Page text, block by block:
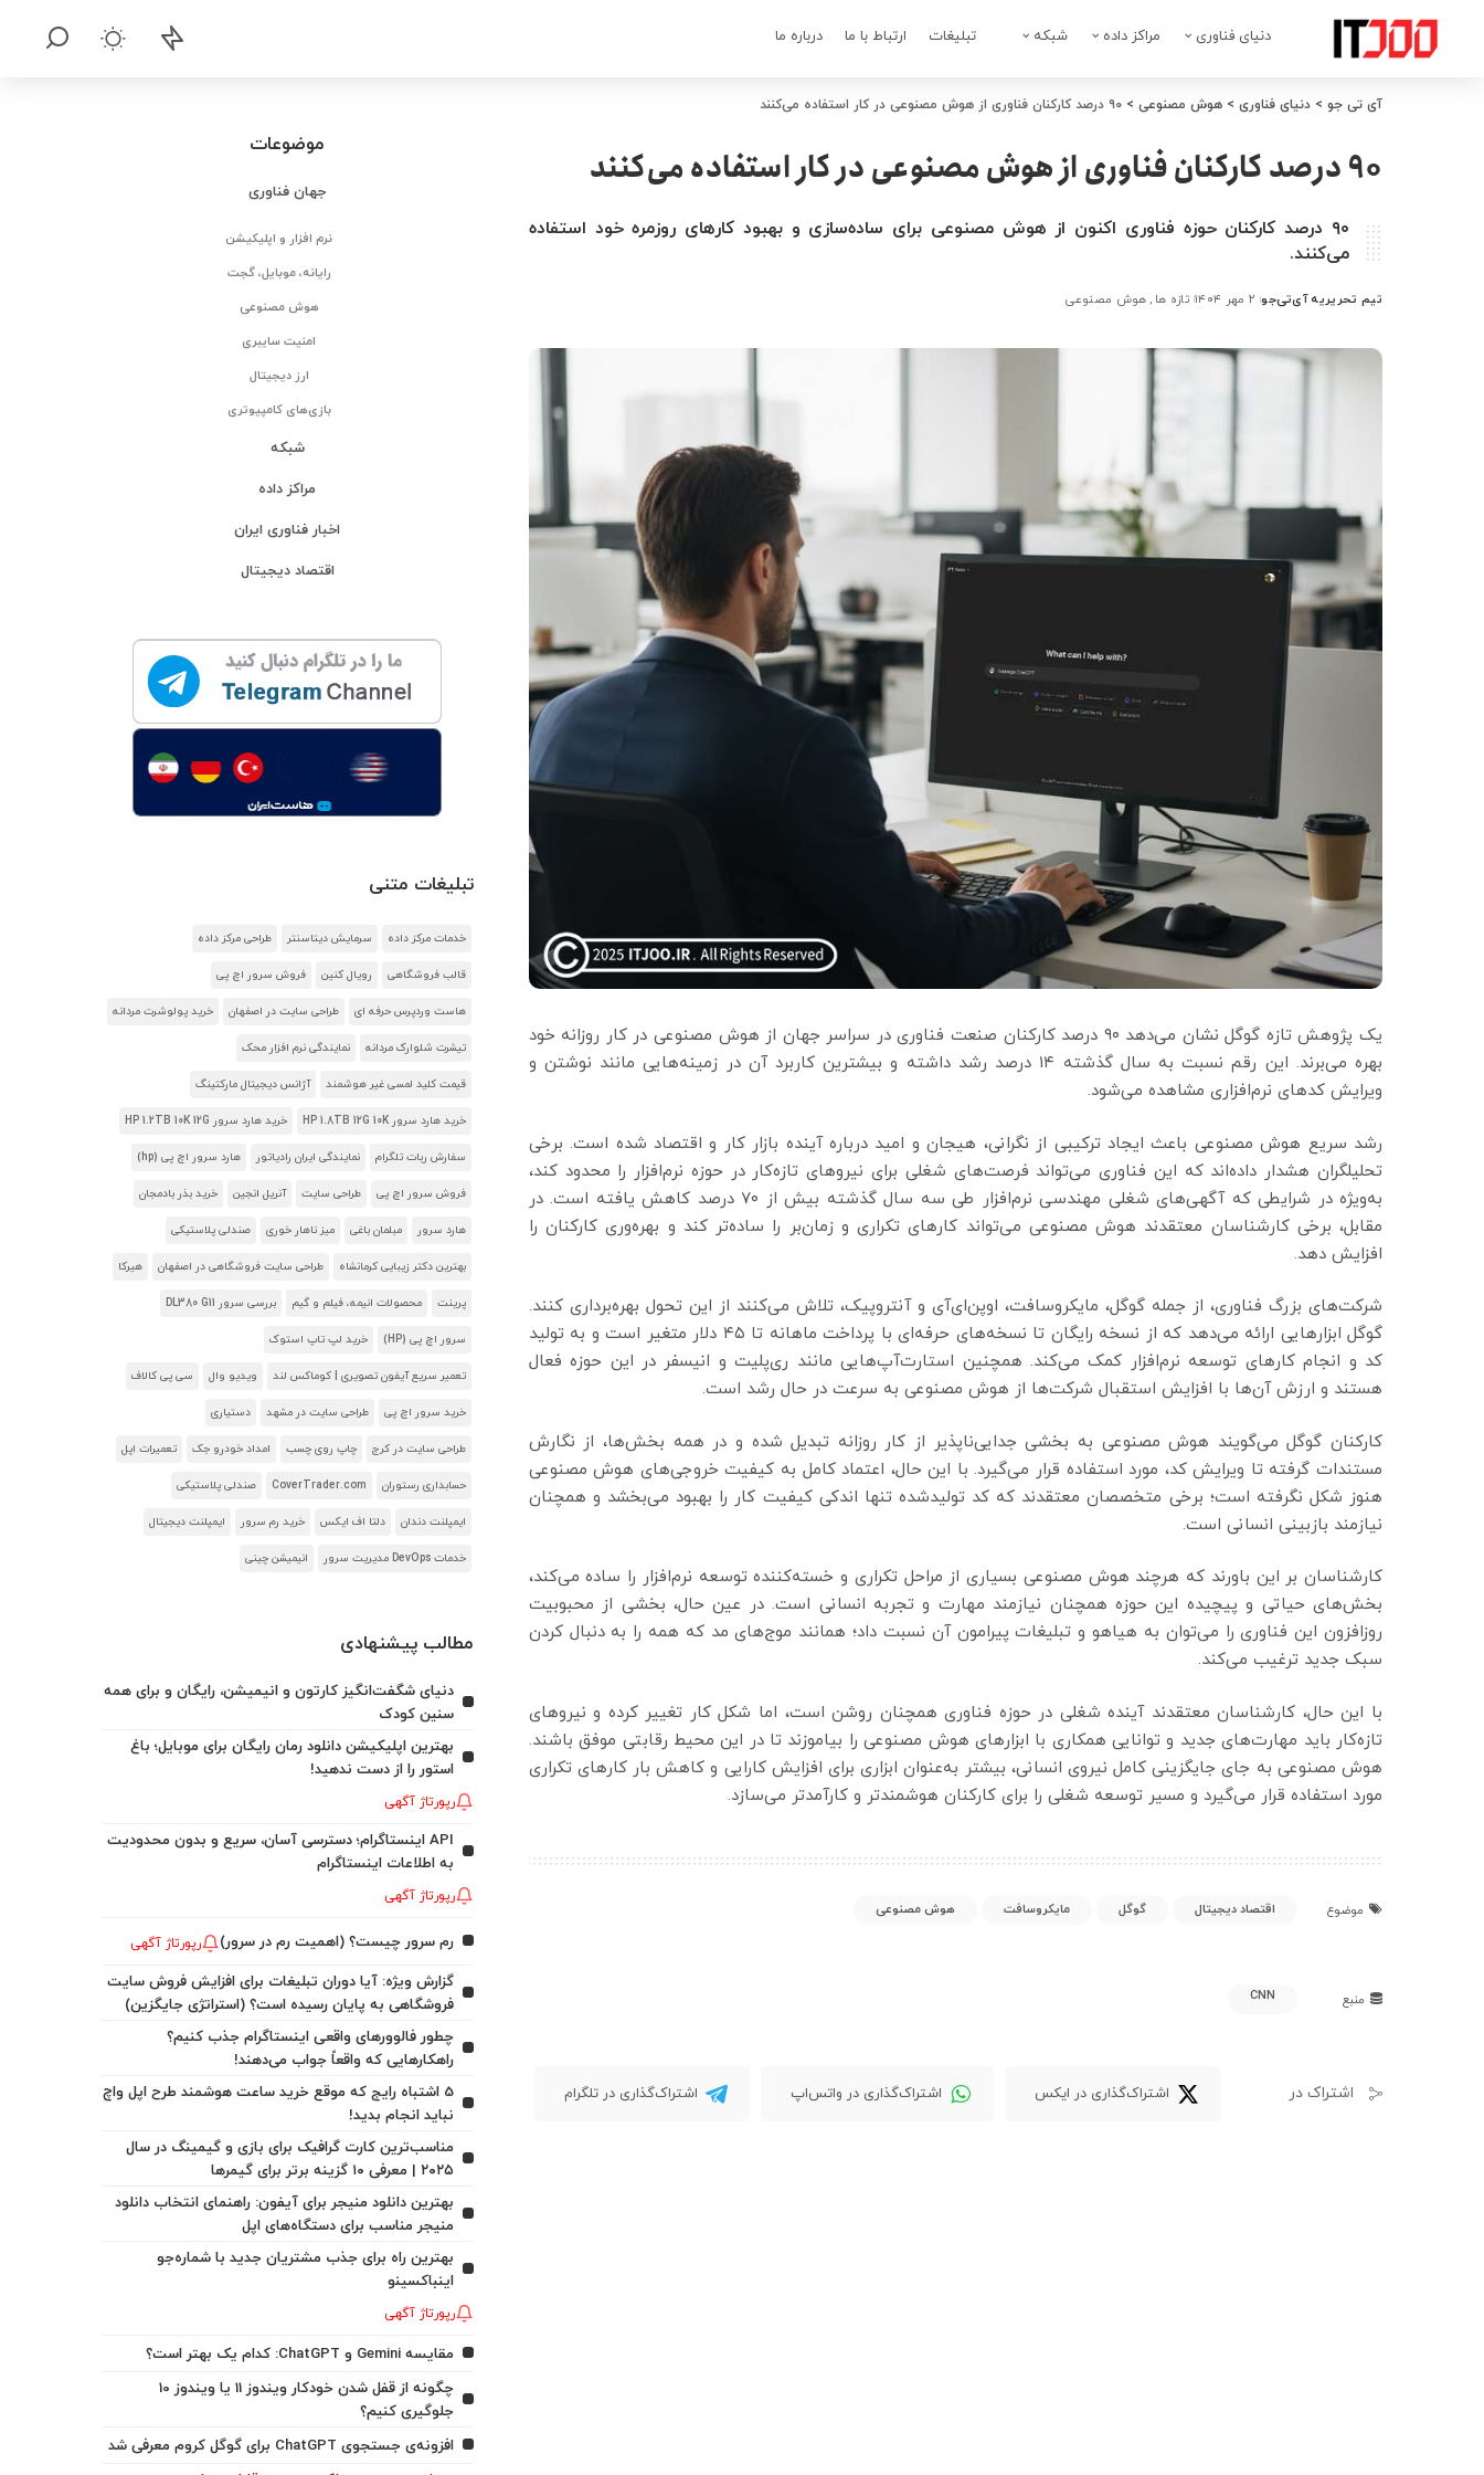
دنیای فناوری مراکز داده شبکه تبلیغات ارتباط با ما درباره ما
آی تی جو > دنیای فناوری > هوش مصنوعی > ۹۰ درصد کارکنان فناوری از هوش مصنوعی در کار استفاده می‌کنند
۹۰ درصد کارکنان فناوری از هوش مصنوعی در کار استفاده می‌کنند
۹۰ درصد کارکنان حوزه فناوری اکنون از هوش مصنوعی برای ساده‌سازی و بهبود کارهای روزمره خود استفاده
می‌کنند.
ارسال
توسط
تیم تحریریه آی‌تی‌جو ۲ مهر ۱۴۰۴ تازه ها هوش مصنوعی
یک پژوهش تازه گوگل نشان می‌دهد ۹۰ درصد کارکنان صنعت فناوری در سراسر جهان از هوش مصنوعی در کار روزانه خود
بهره می‌برند. این رقم نسبت به سال گذشته ۱۴ درصد رشد داشته و بیشترین کاربرد آن در زمینه‌هایی مانند نوشتن و
ویرایش کدهای نرم‌افزاری مشاهده می‌شود.
رشد سریع هوش مصنوعی باعث ایجاد ترکیبی از نگرانی، هیجان و امید درباره آینده بازار کار و اقتصاد شده است. برخی
تحلیلگران هشدار داده‌اند که این فناوری می‌تواند فرصت‌های شغلی برای نیروهای تازه‌کار در حوزه نرم‌افزار را محدود کند،
به‌ویژه در شرایطی که آگهی‌های شغلی مهندسی نرم‌افزار طی سه سال گذشته بیش از ۷۰ درصد کاهش یافته است. در
مقابل، برخی کارشناسان معتقدند هوش مصنوعی می‌تواند کارهای تکراری و زمان‌بر را ساده‌تر کند و بهره‌وری کارکنان را
افزایش دهد.
شرکت‌های بزرگ فناوری، از جمله گوگل، مایکروسافت، اوپن‌ای‌آی و آنتروپیک، تلاش می‌کنند از این تحول بهره‌برداری کنند.
گوگل ابزارهایی ارائه می‌دهد که از نسخه رایگان تا نسخه‌های حرفه‌ای با پرداخت ماهانه تا ۴۵ دلار متغیر است و به تولید
کد و انجام کارهای توسعه نرم‌افزار کمک می‌کند. همچنین استارت‌آپ‌هایی مانند ری‌پلیت و انیسفر در این حوزه فعال
هستند و ارزش آن‌ها با افزایش استقبال شرکت‌ها از هوش مصنوعی به سرعت در حال رشد است.
کارکنان گوگل می‌گویند هوش مصنوعی به بخشی جدایی‌ناپذیر از کار روزانه تبدیل شده و در همه بخش‌ها، از نگارش
مستندات گرفته تا ویرایش کد، مورد استفاده قرار می‌گیرد. با این حال، اعتماد کامل به کیفیت خروجی‌های هوش مصنوعی
هنوز شکل نگرفته است؛ برخی متخصصان معتقدند که کد تولیدشده تنها اندکی کیفیت کار را بهبود می‌بخشد و همچنان
نیازمند بازبینی انسانی است.
کارشناسان بر این باورند که هرچند هوش مصنوعی بسیاری از مراحل تکراری و خسته‌کننده توسعه نرم‌افزار را ساده می‌کند،
بخش‌های حیاتی و پیچیده این حوزه همچنان نیازمند مهارت و تجربه انسانی است. در عین حال، بخشی از محبوبیت
روزافزون این فناوری را می‌توان به هیاهو و تبلیغات پیرامون آن نسبت داد؛ همانند موج‌های مد که همه را به دنبال کردن
سبک جدید ترغیب می‌کند.
با این حال، کارشناسان معتقدند آینده شغلی در حوزه فناوری همچنان روشن است، اما شکل کار تغییر کرده و نیروهای
تازه‌کار باید مهارت‌های جدید و توانایی همکاری با ابزارهای هوش مصنوعی را بیاموزند تا در این محیط رقابتی موفق باشند.
هوش مصنوعی به جای جایگزینی کامل نیروی انسانی، بیشتر به‌عنوان ابزاری برای افزایش کارایی و کاهش بار کارهای تکراری
مورد استفاده قرار می‌گیرد و مسیر توسعه شغلی را برای کارکنان هوشمندتر و کارآمدتر می‌سازد.
موضوع اقتصاد دیجیتال گوگل مایکروسافت هوش مصنوعی
منبع CNN
اشتراک در اشتراک‌گذاری در ایکس اشتراک‌گذاری در واتس‌اپ اشتراک‌گذاری در تلگرام
موضوعات
جهان فناوری
نرم افزار و اپلیکیشن
رایانه، موبایل، گجت
هوش مصنوعی
امنیت سایبری
ارز دیجیتال
بازی‌های کامپیوتری
شبکه
مراکز داده
اخبار فناوری ایران
اقتصاد دیجیتال
تبلیغات متنی
خدمات مرکز داده سرمایش دیتاسنتر طراحی مرکز داده
قالب فروشگاهی رویال کنین فروش سرور اچ پی
هاست وردپرس حرفه ای طراحی سایت در اصفهان خرید پولوشرت مردانه
تیشرت شلوارک مردانه نمایندگی نرم افزار محک
قیمت کلید لمسی غیر هوشمند آژانس دیجیتال مارکتینگ
خرید هارد سرور HP 1.8TB 12G 10K خرید هارد سرور HP 1.2TB 10K 12G
سفارش ربات تلگرام نمایندگی ایران رادیاتور هارد سرور اچ پی (hp)
فروش سرور اچ پی طراحی سایت آنریل انجین خرید بذر بادمجان
هارد سرور مبلمان باغی میز ناهار خوری صندلی پلاستیکی
بهترین دکتر زیبایی کرمانشاه طراحی سایت فروشگاهی در اصفهان هیرکا
پرینت محصولات انیمه، فیلم و گیم بررسی سرور DL380 G11
سرور اچ پی (HP) خرید لپ تاپ استوک
تعمیر سریع آیفون تصویری | کوماکس لند ویدیو وال سی پی کالاف
خرید سرور اچ پی طراحی سایت در مشهد دستیاری
طراحی سایت در کرج چاپ روی چسب امداد خودرو جک تعمیرات اپل
حسابداری رستوران CoverTrader.com صندلی پلاستیکی
ایمپلنت دندان دلتا اف ایکس خرید رم سرور ایمپلنت دیجیتال
خدمات DevOps مدیریت سرور انیمیشن چینی
مطالب پیشنهادی
دنیای شگفت‌انگیز کارتون و انیمیشن، رایگان و برای همه
سنین کودک
بهترین اپلیکیشن دانلود رمان رایگان برای موبایل؛ باغ
استور را از دست ندهید!
رپورتاژ آگهی
API اینستاگرام؛ دسترسی آسان، سریع و بدون محدودیت
به اطلاعات اینستاگرام
رپورتاژ آگهی
رم سرور چیست؟ (اهمیت رم در سرور) رپورتاژ آگهی
گزارش ویژه: آیا دوران تبلیغات برای افزایش فروش سایت
فروشگاهی به پایان رسیده است؟ (استراتژی جایگزین)
چطور فالوورهای واقعی اینستاگرام جذب کنیم؟
راهکارهایی که واقعاً جواب می‌دهند!
5 اشتباه رایج که موقع خرید ساعت هوشمند طرح اپل واچ
نباید انجام بدید!
مناسب‌ترین کارت گرافیک برای بازی و گیمینگ در سال
۲۰۲۵ | معرفی ۱۰ گزینه برتر برای گیمرها
بهترین دانلود منیجر برای آیفون: راهنمای انتخاب دانلود
منیجر مناسب برای دستگاه‌های اپل
بهترین راه برای جذب مشتریان جدید با شماره‌جو
اینباکسینو
رپورتاژ آگهی
مقایسه Gemini و ChatGPT: کدام یک بهتر است؟
چگونه از قفل شدن خودکار ویندوز 11 یا ویندوز 10
جلوگیری کنیم؟
افزونه‌ی جستجوی ChatGPT برای گوگل کروم معرفی شد